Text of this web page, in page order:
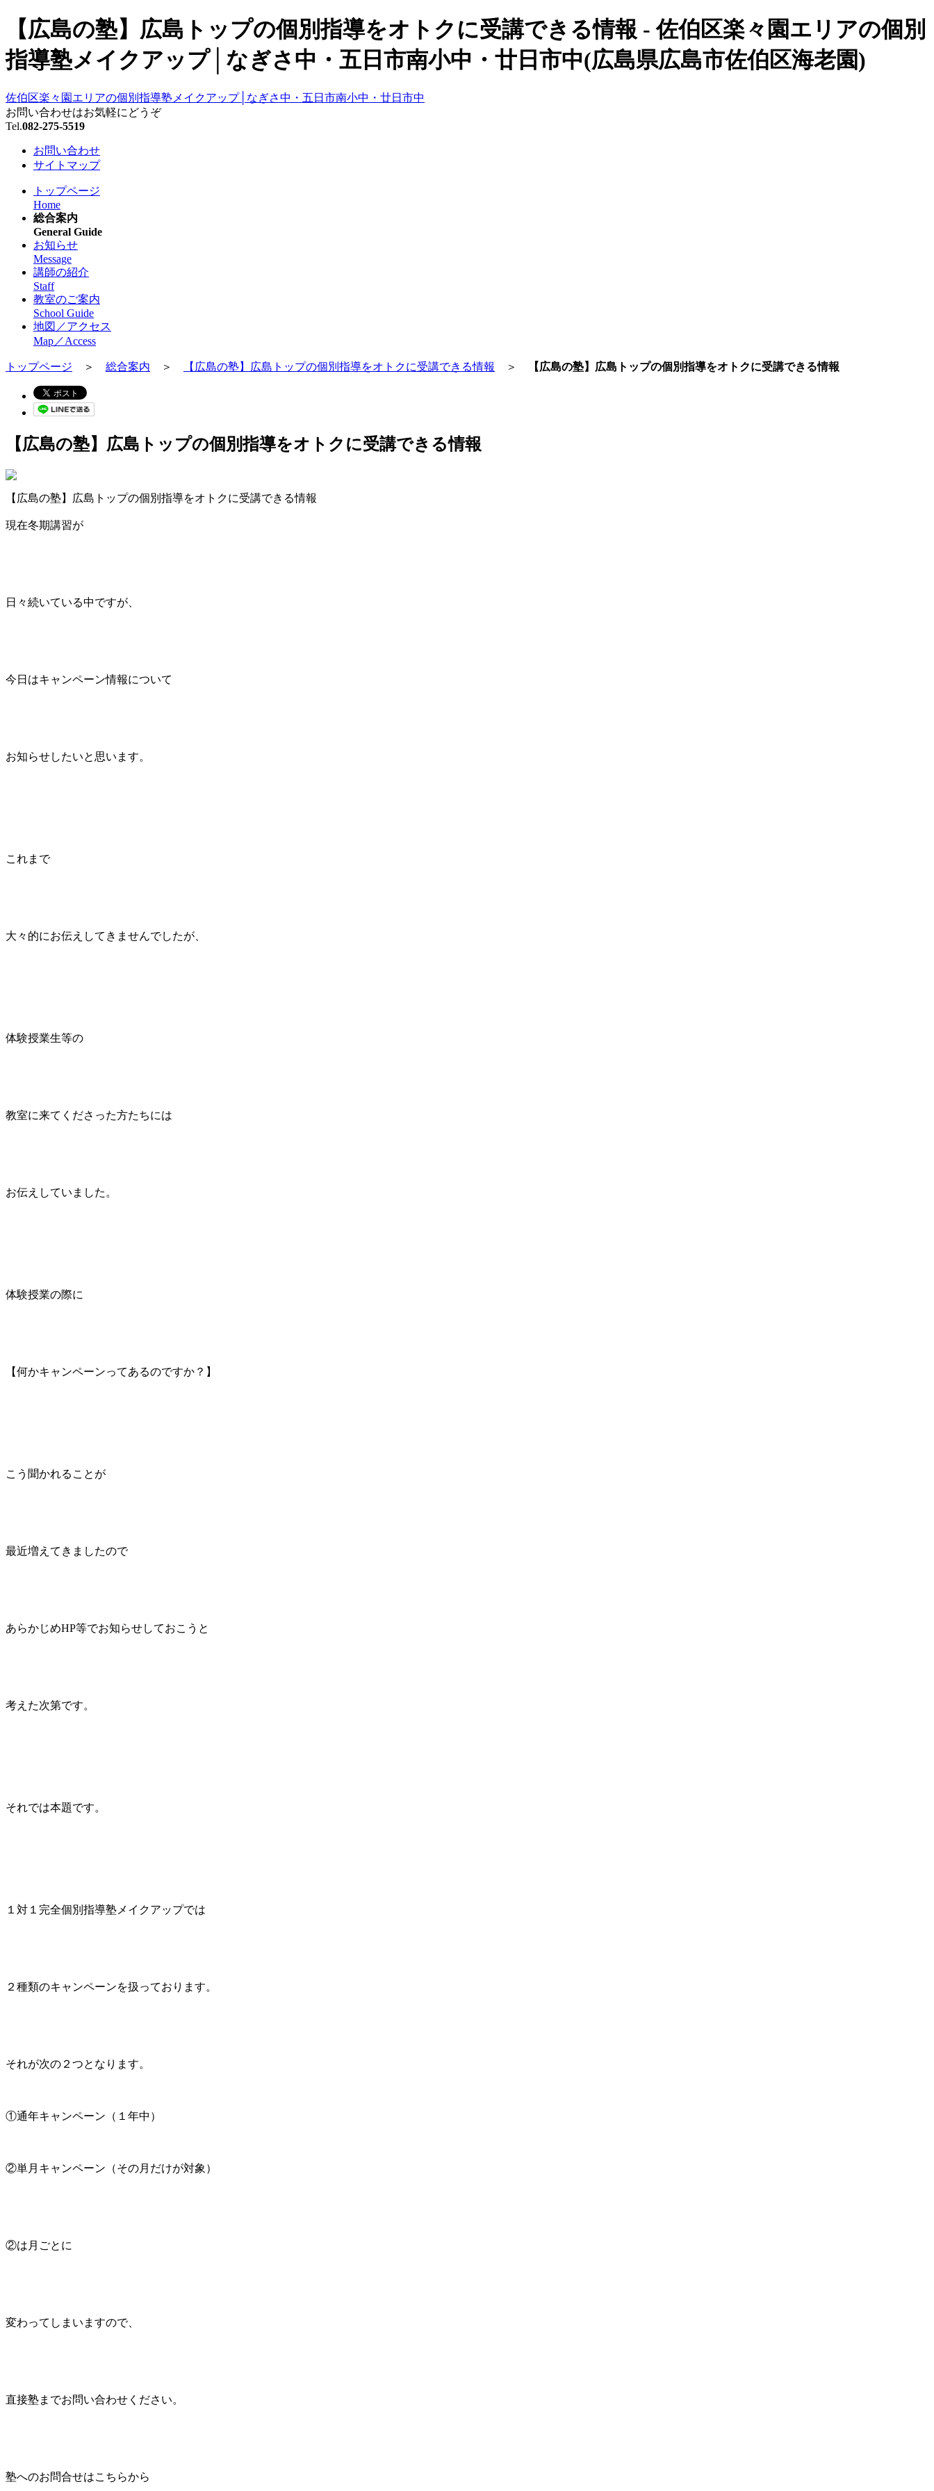
【広島の塾】広島トップの個別指導をオトクに受講できる情報 - 佐伯区楽々園エリアの個別
指導塾メイクアップ│なぎさ中・五日市南小中・廿日市中(広島県広島市佐伯区海老園)
佐伯区楽々園エリアの個別指導塾メイクアップ│なぎさ中・五日市南小中・廿日市中
お問い合わせはお気軽にどうぞ
Tel.082-275-5519
お問い合わせ
サイトマップ
トップページ
Home
総合案内
General Guide
お知らせ
Message
講師の紹介
Staff
教室のご案内
School Guide
地図／アクセス
Map／Access
トップページ ＞ 総合案内 ＞ 【広島の塾】広島トップの個別指導をオトクに受講できる情報 ＞ 【広島の塾】広島トップの個別指導をオトクに受講できる情報
【広島の塾】広島トップの個別指導をオトクに受講できる情報
【広島の塾】広島トップの個別指導をオトクに受講できる情報
現在冬期講習が
日々続いている中ですが、
今日はキャンペーン情報について
お知らせしたいと思います。
これまで
大々的にお伝えしてきませんでしたが、
体験授業生等の
教室に来てくださった方たちには
お伝えしていました。
体験授業の際に
【何かキャンペーンってあるのですか？】
こう聞かれることが
最近増えてきましたので
あらかじめHP等でお知らせしておこうと
考えた次第です。
それでは本題です。
１対１完全個別指導塾メイクアップでは
２種類のキャンペーンを扱っております。
それが次の２つとなります。
①通年キャンペーン（１年中）
②単月キャンペーン（その月だけが対象）
②は月ごとに
変わってしまいますので、
直接塾までお問い合わせください。
塾へのお問合せはこちらから